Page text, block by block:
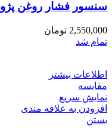
سنسور فشار روغن پژو 206 و 207 والئو
2,550,000 تومان
تمام شد
اطلاعات بیشتر
مقایسه
نمایش سریع
افزودن به علاقه مندی
بستن